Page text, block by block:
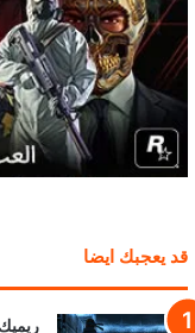
قد يعجبك ايضا